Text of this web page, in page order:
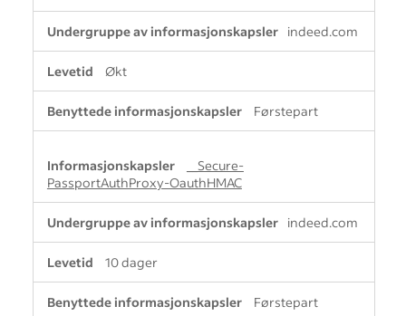
indeed.com
Økt
Førstepart
__Secure-
PassportAuthProxy-OauthHMAC
indeed.com
10 dager
Førstepart